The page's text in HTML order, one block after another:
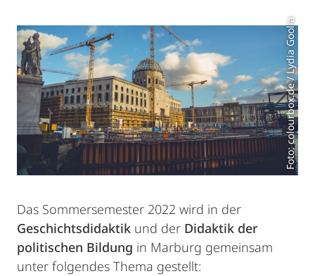
Foto: colourbox.de / Lydia Goolia
Das Sommersemester 2022 wird in der
Geschichtsdidaktik und der Didaktik der
politischen Bildung in Marburg gemeinsam
unter folgendes Thema gestellt: